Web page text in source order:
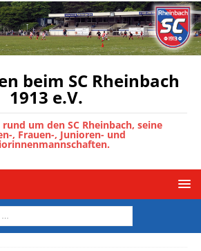
beim SC Rheinbach
1913 e.V.
um den SC Rheinbach, seine
, Frauen-, Junioren- und